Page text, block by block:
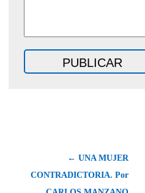
← UNA MUJER
CONTRADICTORIA. Por